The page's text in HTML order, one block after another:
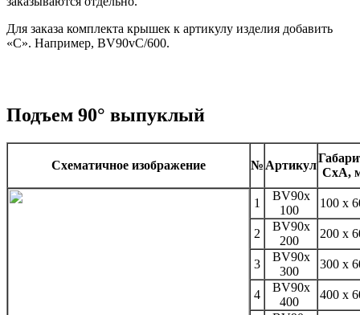
Для заказа комплекта крышек к артикулу изделия добавить
«С». Например, BV90vC/600.
Подъем 90° выпуклый
Схематичное изображение № Артикул
CxA,
1
BV90x
100
100 x
2
BV90x
200
200 x
3
BV90x
300
300 x
4
BV90x
400
400 x